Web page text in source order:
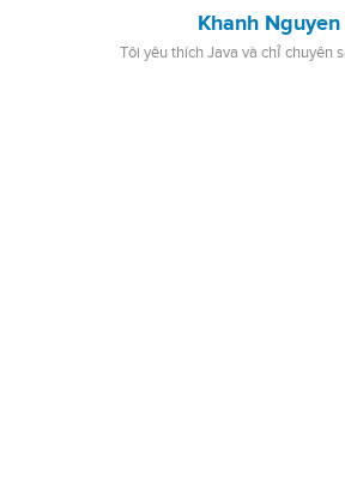
Khanh Nguyen
Tôi yêu thích Java và chỉ chuyên